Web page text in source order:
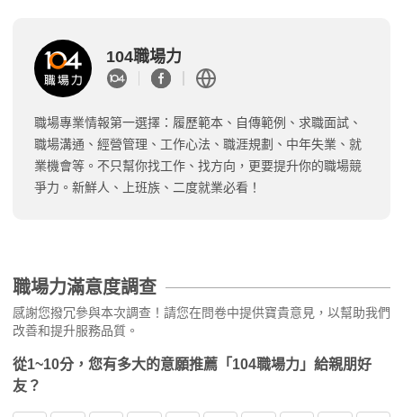
104職場力
職場專業情報第一選擇：履歷範本、自傳範例、求職面試、
職場溝通、經營管理、工作心法、職涯規劃、中年失業、就
業機會等。不只幫你找工作、找方向，更要提升你的職場競
爭力。新鮮人、上班族、二度就業必看！
職場力滿意度調查
感謝您撥冗參與本次調查！請您在問卷中提供寶貴意見，以幫助我們
改善和提升服務品質。
從1~10分，您有多大的意願推薦「104職場力」給親朋好
友？